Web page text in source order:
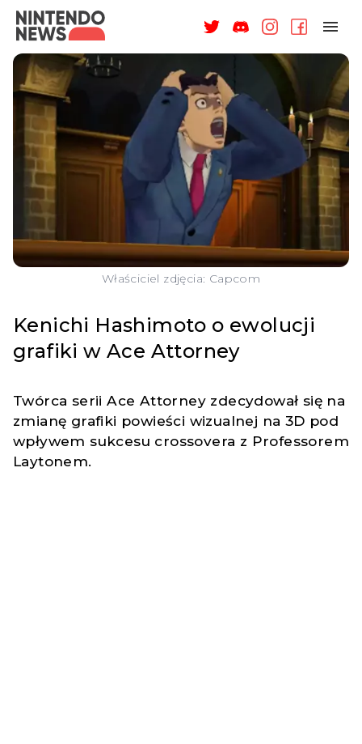
NAGRODY
NEWSY
RECENZJE
ARTYKUŁY
WSPARCIE
O NAS
ZALOGUJ
Właściciel zdjęcia: Capcom
Kenichi Hashimoto o ewolucji
grafiki w Ace Attorney
Twórca serii Ace Attorney zdecydował się na
zmianę grafiki powieści wizualnej na 3D pod
wpływem sukcesu crossovera z Professorem
Laytonem.